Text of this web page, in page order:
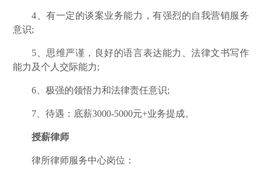
4、有一定的谈案业务能力，有强烈的自我营销服务
意识;
5、思维严谨，良好的语言表达能力、法律文书写作
能力及个人交际能力;
6、极强的领悟力和法律责任意识;
7、待遇：底薪3000-5000元+业务提成。
授薪律师
律所律师服务中心岗位：